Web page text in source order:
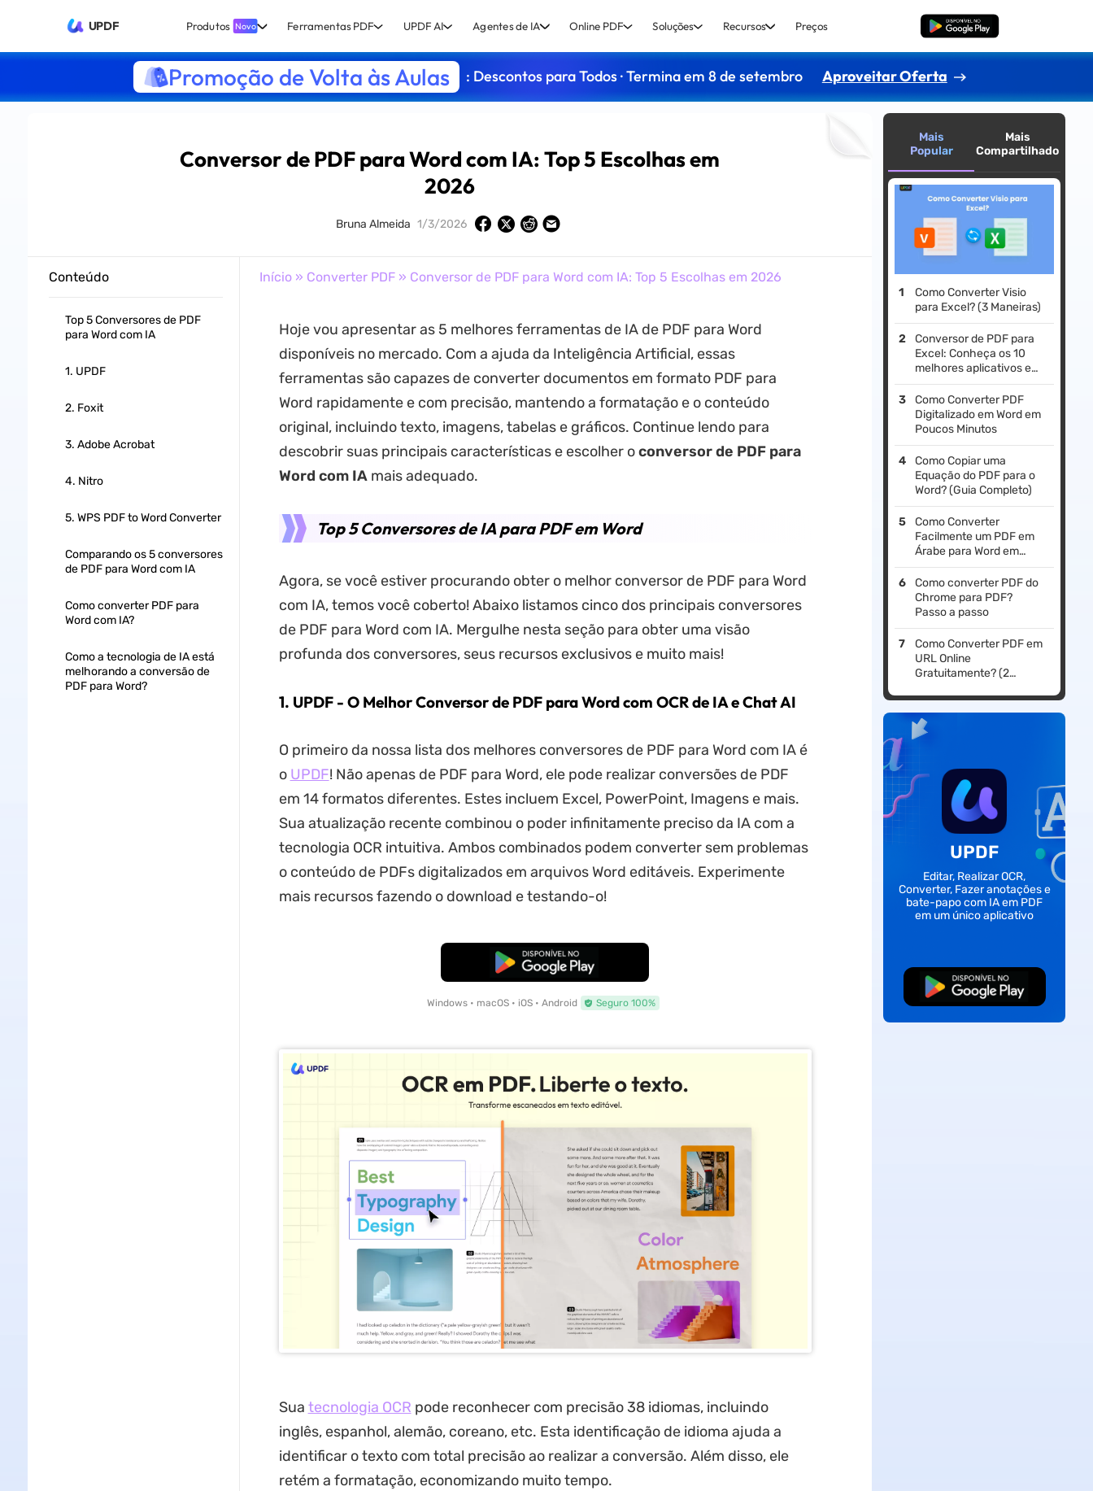
UPDF Produtos Novo Ferramentas PDF UPDF AI Agentes de IA Online PDF Soluções Recursos Preços Baixar Grátis
Promoção de Volta às Aulas : Descontos para Todos · Termina em 8 de setembro Aproveitar Oferta
Conversor de PDF para Word com IA: Top 5 Escolhas em
2026
Bruna Almeida 1/3/2026
Conteúdo
Top 5 Conversores de PDF
para Word com IA
1. UPDF
2. Foxit
3. Adobe Acrobat
4. Nitro
5. WPS PDF to Word Converter
Comparando os 5 conversores
de PDF para Word com IA
Como converter PDF para
Word com IA?
Como a tecnologia de IA está
melhorando a conversão de
PDF para Word?
Início» Converter PDF» Conversor de PDF para Word com IA: Top 5 Escolhas em 2026
Hoje vou apresentar as 5 melhores ferramentas de IA de PDF para Word
disponíveis no mercado. Com a ajuda da Inteligência Artificial, essas
ferramentas são capazes de converter documentos em formato PDF para
Word rapidamente e com precisão, mantendo a formatação e o conteúdo
original, incluindo texto, imagens, tabelas e gráficos. Continue lendo para
descobrir suas principais características e escolher oconversor de PDF para
Word com IAmais adequado.
Top 5 Conversores de IA para PDF em Word
Agora, se você estiver procurando obter o melhor conversor de PDF para Word
com IA, temos você coberto! Abaixo listamos cinco dos principais conversores
de PDF para Word com IA. Mergulhe nesta seção para obter uma visão
profunda dos conversores, seus recursos exclusivos e muito mais!
1. UPDF- O Melhor Conversor de PDF para Word com OCR de IA e Chat AI
O primeiro da nossa lista dos melhores conversores de PDF para Word com IA é
o UPDF! Não apenas de PDF para Word, ele pode realizar conversões de PDF
em 14 formatos diferentes. Estes incluem Excel, PowerPoint, Imagens e mais.
Sua atualização recente combinou o poder infinitamente preciso da IA com a
tecnologia OCR intuitiva. Ambos combinados podem converter sem problemas
o conteúdo de PDFs digitalizados em arquivos Word editáveis. Experimente
mais recursos fazendo o download e testando-o!
Baixar Grátis
Windows • macOS • iOS • Android Seguro 100%
Sua tecnologia OCR pode reconhecer com precisão 38 idiomas, incluindo
inglês, espanhol, alemão, coreano, etc. Esta identificação de idioma ajuda a
identificar o texto com total precisão ao realizar a conversão. Além disso, ele
retém a formatação, economizando muito tempo.
Mais
Popular
Mais
Compartilhado
Como Converter Visio
para Excel? (3 Maneiras)
Conversor de PDF para
Excel: Conheça os 10
melhores aplicativos em
2026 (Tabela de
Comparação)
Como Converter PDF
Digitalizado em Word em
Poucos Minutos
Como Copiar uma
Equação do PDF para o
Word? (Guia Completo)
Como Converter
Facilmente um PDF em
Árabe para Word em
Minutos Sem Perder a
Formatação
Como converter PDF do
Chrome para PDF?
Passo a passo
Como Converter PDF em
URL Online
Gratuitamente? (2
UPDF
Editar, Realizar OCR,
Converter, Fazer anotações e
bate-papo com IA em PDF
em um único aplicativo
Baixar Grátis